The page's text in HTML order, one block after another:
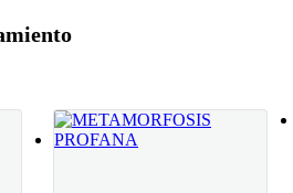
de darse cuenta de que la están cazando.